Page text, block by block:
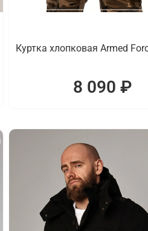
Куртка хлопковая Armed
8 090 ₽